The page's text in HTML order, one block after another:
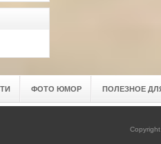
ФОТО ЮМОР ПОЛЕЗНОЕ